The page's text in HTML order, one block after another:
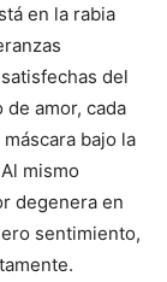
en la rabia
del
amor, cada
bajo la
mismo
degenera en
sentimiento,